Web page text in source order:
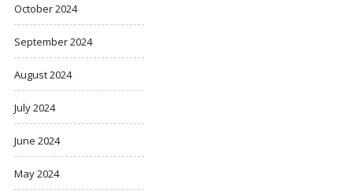
October 2024
September 2024
August 2024
July 2024
June 2024
May 2024